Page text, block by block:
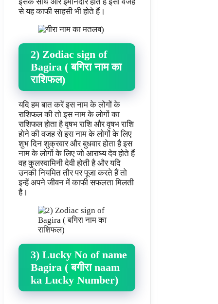
से यह काफी साहसी भी होते हैं।
2) Zodiac sign of
Bagira ( बगिरा नाम का
राशिफल)
यदि हम बात करें इस नाम के लोगों के
राशिफल की तो इस नाम के लोगों का
राशिफल होता है वृषभ राशि और वृषभ राशि
होने की वजह से इस नाम के लोगों के लिए
शुभ दिन शुक्रवार और बुधवार होता है इस
नाम के लोगों के लिए जो आराध्य देव होते हैं
वह कुलस्वामिनी देवी होती है और यदि
उनकी नियमित तौर पर पूजा करते हैं तो
इन्हें अपने जीवन में काफी सफलता मिलती
है।
3) Lucky No of name
Bagira ( बगीरा naam
ka Lucky Number)